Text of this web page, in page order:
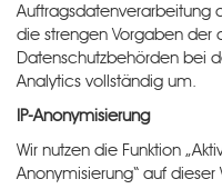
Auftragsdatenverarbeitung
die strengen Vorgaben der
Datenschutzbehörden bei
Analytics vollständig um.
IP-Anonymisierung
Wir nutzen die Funktion
Anonymisierung“ auf